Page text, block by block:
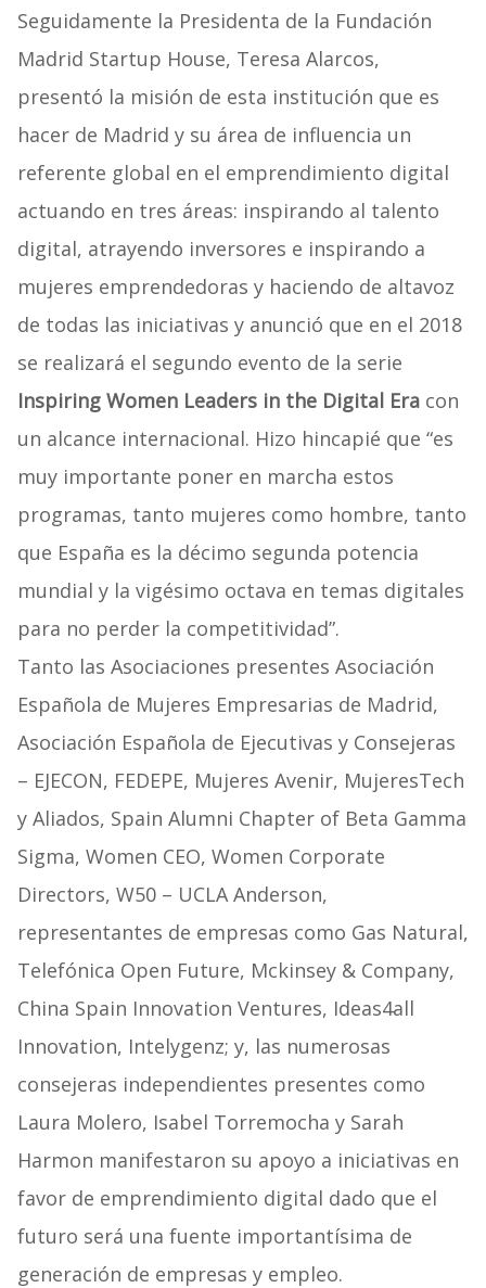
Seguidamente la Presidenta de la Fundación
Madrid Startup House, Teresa Alarcos,
presentó la misión de esta institución que es
hacer de Madrid y su área de influencia un
referente global en el emprendimiento digital
actuando en tres áreas: inspirando al talento
digital, atrayendo inversores e inspirando a
mujeres emprendedoras y haciendo de altavoz
de todas las iniciativas y anunció que en el 2018
se realizará el segundo evento de la serie
Inspiring Women Leaders in the Digital Era con
un alcance internacional. Hizo hincapié que “es
muy importante poner en marcha estos
programas, tanto mujeres como hombre, tanto
que España es la décimo segunda potencia
mundial y la vigésimo octava en temas digitales
para no perder la competitividad”.
Tanto las Asociaciones presentes Asociación
Española de Mujeres Empresarias de Madrid,
Asociación Española de Ejecutivas y Consejeras
– EJECON, FEDEPE, Mujeres Avenir, MujeresTech
y Aliados, Spain Alumni Chapter of Beta Gamma
Sigma, Women CEO, Women Corporate
Directors, W50 – UCLA Anderson,
representantes de empresas como Gas Natural,
Telefónica Open Future, Mckinsey & Company,
China Spain Innovation Ventures, Ideas4all
Innovation, Intelygenz; y, las numerosas
consejeras independientes presentes como
Laura Molero, Isabel Torremocha y Sarah
Harmon manifestaron su apoyo a iniciativas en
favor de emprendimiento digital dado que el
futuro será una fuente importantísima de
generación de empresas y empleo.